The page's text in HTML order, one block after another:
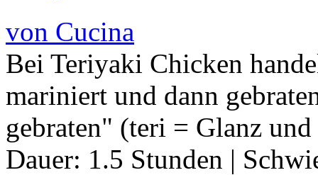
von Cucina
Bei Teriyaki Chicken
mariniert und dann
gebraten" (teri = Glanz
Dauer: 1.5 Stunden |